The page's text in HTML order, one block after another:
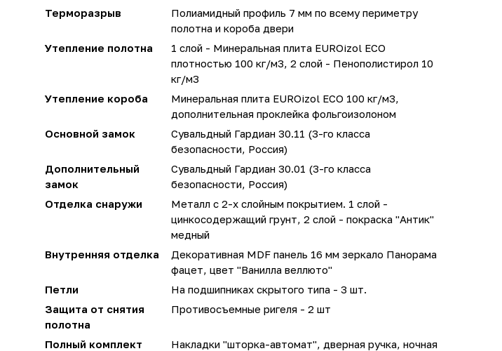
Терморазрыв
Полиамидный профиль 7 мм по всему периметру
полотна и короба двери
Утепление полотна
1 слой - Минеральная плита EUROizol ECO
плотностью 100 кг/м3, 2 слой - Пенополистирол 10
кг/м3
Утепление короба
Минеральная плита EUROizol ECO 100 кг/м3,
дополнительная проклейка фольгоизолоном
Основной замок
Сувальдный Гардиан 30.11 (3-го класса
безопасности, Россия)
Дополнительный
замок
Сувальдный Гардиан 30.01 (3-го класса
безопасности, Россия)
Отделка снаружи
Металл с 2-х слойным покрытием. 1 слой -
цинкосодержащий грунт, 2 слой - покраска "Антик"
медный
Внутренняя отделка
Декоративная MDF панель 16 мм зеркало Панорама
фацет, цвет "Ванилла веллюто"
Петли
На подшипниках скрытого типа - 3 шт.
Защита от снятия
полотна
Противосъемные ригеля - 2 шт
Полный комплект
Накладки "шторка-автомат", дверная ручка, ночная